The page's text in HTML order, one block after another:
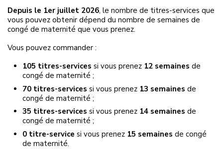
Depuis le 1er juillet 2026, le nombre de titres-services que
vous pouvez obtenir dépend du nombre de semaines de
congé de maternité que vous prenez.
Vous pouvez commander :
105 titres-services si vous prenez 12 semaines de
congé de maternité ;
70 titres-services si vous prenez 13 semaines de
congé de maternité ;
35 titres-services si vous prenez 14 semaines de
congé de maternité ;
0 titre-service si vous prenez 15 semaines de congé
de maternité.